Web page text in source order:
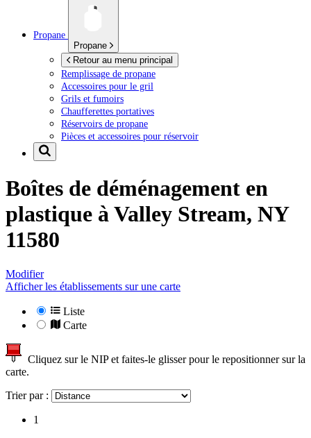
Propane
Propane
Retour au menu principal
Remplissage de propane
Accessoires pour le gril
Grils et fumoirs
Chaufferettes portatives
Réservoirs de propane
Pièces et accessoires pour réservoir
Boîtes de déménagement en
plastique à Valley Stream, NY
11580
Modifier
Afficher les établissements sur une carte
Liste
Carte
Cliquez sur le NIP et faites-le glisser pour le repositionner sur la
carte.
Trier par :
1